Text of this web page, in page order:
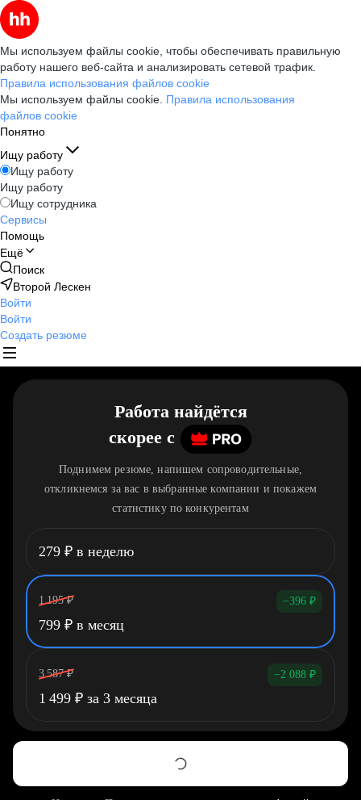
Мы используем файлы cookie, чтобы обеспечивать правильную
работу нашего веб-сайта и анализировать сетевой трафик.
Правила использования файлов cookie
Мы используем файлы cookie. Правила использования
файлов cookie
Понятно
Ищу работу
Ищу работу
Ищу работу
Ищу сотрудника
Сервисы
Помощь
Ещё
Поиск
Второй Лескен
Войти
Войти
Создать резюме
Работа найдётся
скорее c
Поднимем резюме, напишем сопроводительные,
откликнемся за вас в выбранные компании и покажем
статистику по конкурентам
279 ₽ в неделю
1 195 ₽ −396 ₽
799 ₽ в месяц
3 587 ₽ −2 088 ₽
1 499 ₽ за 3 месяца